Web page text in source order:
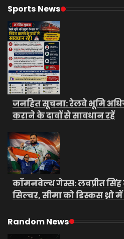
Sports News
जनहित सूचना: रेलवे भूमि
कराने के दावों से सावधान रहें
कॉमनवेल्थ गेम्स: लवप्रीत
सिल्वर, सीमा को डिस्कस थ्रो में
Random News